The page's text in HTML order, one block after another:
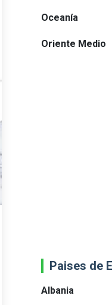
Oceanía
Oriente Medio
Paises de
Albania